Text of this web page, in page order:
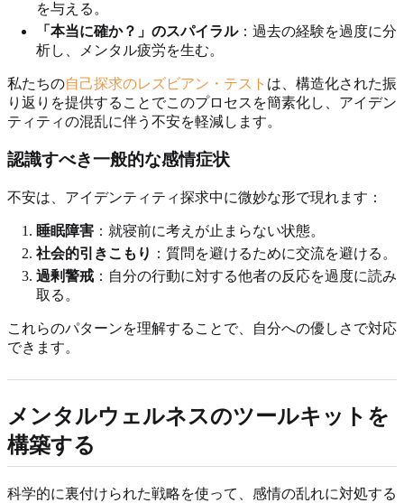
を与える。
「本当に確か？」のスパイラル：過去の経験を過度に分
析し、メンタル疲労を生む。
私たちの自己探求のレズビアン・テスト は、構造化された振
り返りを提供することでこのプロセスを簡素化し、アイデン
ティティの混乱に伴う不安を軽減します。
認識すべき一般的な感情症状
不安は、アイデンティティ探求中に微妙な形で現れます：
睡眠障害 ：就寝前に考えが止まらない状態。
社会的引きこもり ：質問を避けるために交流を避ける。
過剰警戒 ：自分の行動に対する他者の反応を過度に読み
取る。
これらのパターンを理解することで、自分への優しさで対応
できます。
メンタルウェルネスのツールキットを
構築する
科学的に裏付けられた戦略を使って、感情の乱れに対処する